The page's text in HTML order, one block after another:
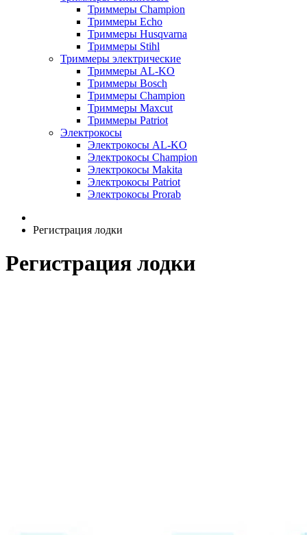
Триммеры Champion
Триммеры Echo
Триммеры Husqvarna
Триммеры Stihl
Триммеры электрические
Триммеры AL-KO
Триммеры Bosch
Триммеры Champion
Триммеры Maxcut
Триммеры Patriot
Электрокосы
Электрокосы AL-KO
Электрокосы Champion
Электрокосы Makita
Электрокосы Patriot
Электрокосы Prorab
Регистрация лодки
Регистрация лодки